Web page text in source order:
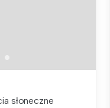
słoneczne